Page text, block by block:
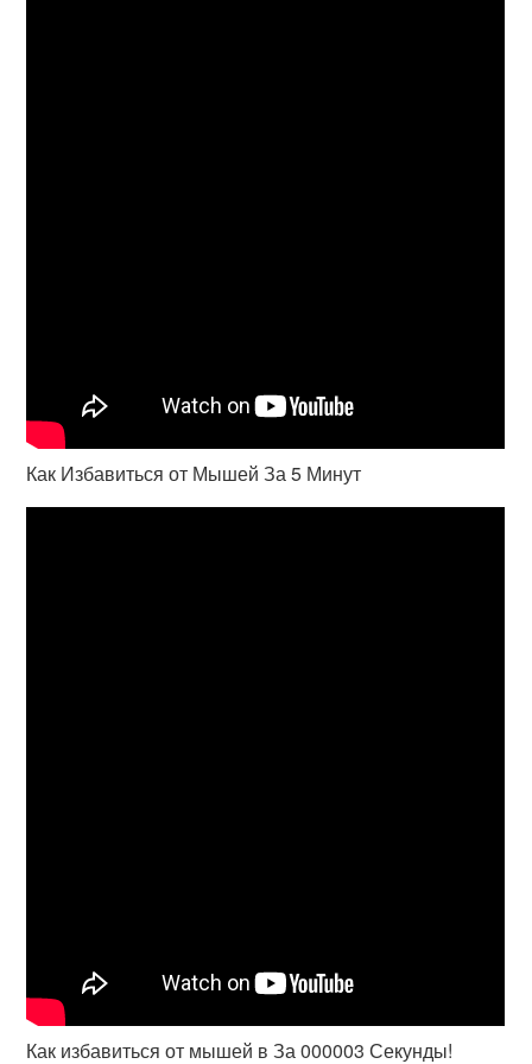
Как Избавиться от Мышей За 5 Минут
Как избавиться от мышей в За 000003 Секунды!